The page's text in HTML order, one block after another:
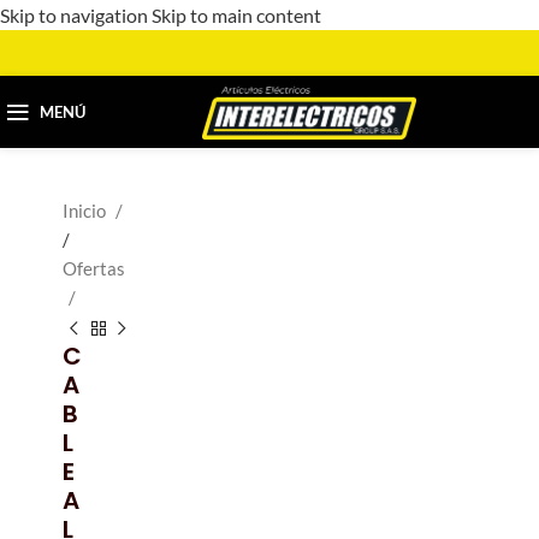
Skip to navigation Skip to main content
MENÚ
Inicio
/
Ofertas
C
A
B
L
E
A
L